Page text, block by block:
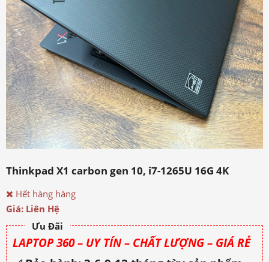
Thinkpad X1 carbon gen 10, i7-1265U 16G 4K
Hết hàng hàng
Giá: Liên Hệ
Ưu Đãi
LAPTOP 360 – UY TÍN – CHẤT LƯỢNG – GIÁ RẺ